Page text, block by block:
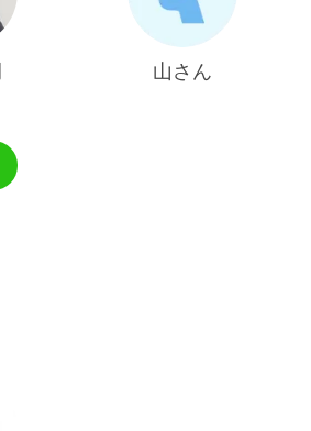
山さん